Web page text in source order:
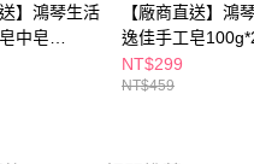
或監護人之同意方可使用
起之損失，本公司不負相關責
】鴻琴生活
中皂
英
【廠商直送】鴻
逸佳手工皂
檬艾草
NT$299
NT$459